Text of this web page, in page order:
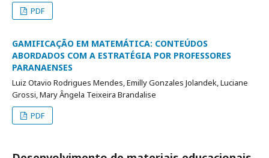
PDF
GAMIFICAÇÃO EM MATEMÁTICA: CONTEÚDOS
ABORDADOS COM A ESTRATÉGIA POR PROFESSORES
PARANAENSES
Luiz Otavio Rodrigues Mendes, Emilly Gonzales Jolandek, Luciane
Grossi, Mary Ângela Teixeira Brandalise
PDF